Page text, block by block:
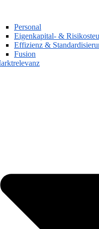
Personal
Eigenkapital- &
Effizienz &
Fusion